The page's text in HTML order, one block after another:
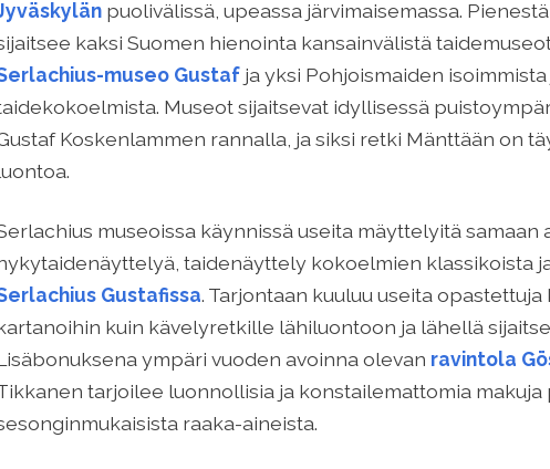
puolivälissä, upeassa järvimaisemassa.
kaksi Suomen hienointa kansainvälistä
museo Gustaf ja yksi Pohjoismaiden
Museot sijaitsevat idyllisessä
Koskenlammen rannalla, ja siksi retki Mänttään on
museoissa käynnissä useita mäyttelyitä samaan
taidenäyttely kokoelmien klassikoista
Gustafissa. Tarjontaan kuuluu useita
kuin kävelyretkille lähiluontoon ja lähellä
ympäri vuoden avoinna olevan ravintola
tarjoilee luonnollisia ja konstailemattomia makuja
raaka-aineista.